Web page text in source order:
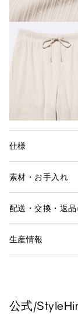
仕様
素材・お手入れ
配送・交換・返
生産情報
公式/